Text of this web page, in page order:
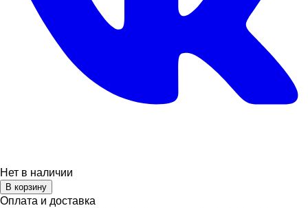
Нет в наличии
В корзину
Оплата и доставка